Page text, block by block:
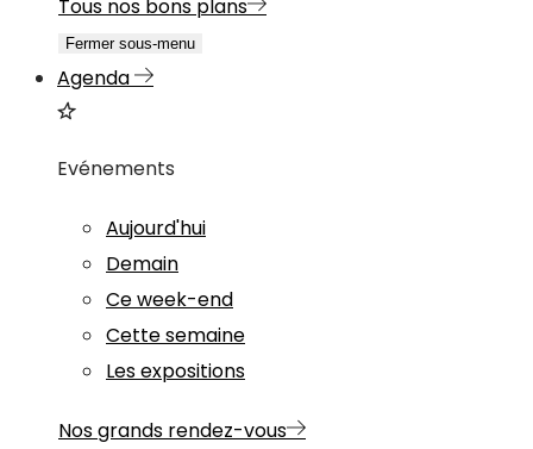
Tous nos bons plans
Fermer sous-menu
Agenda
Evénements
Aujourd'hui
Demain
Ce week-end
Cette semaine
Les expositions
Nos grands rendez-vous